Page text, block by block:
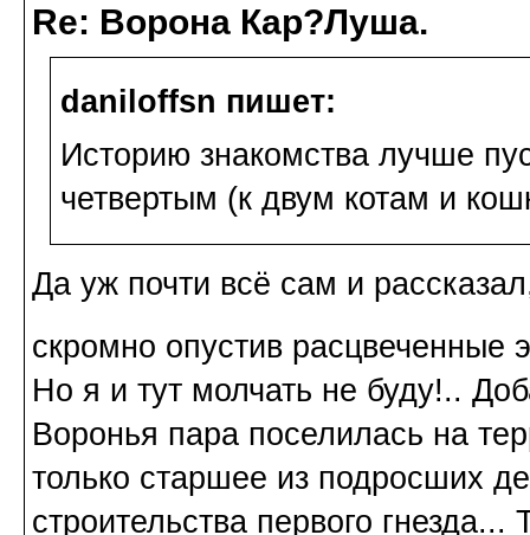
Re: Ворона Кар?Луша.
daniloffsn пишет:
Историю знакомства лучше
четвертым (к двум котам и
Да уж почти всё сам и
скромно опустив
Но я и тут молчать не буду!..
Воронья пара поселилась на
только старшее из подросших
строительства первого